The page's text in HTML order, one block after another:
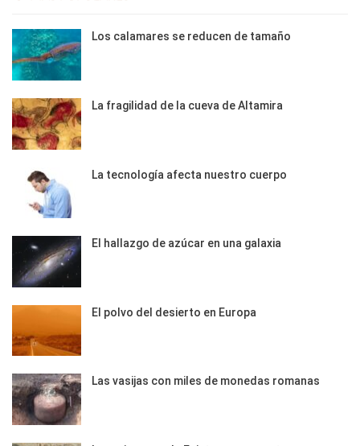
Los calamares se reducen de tamaño
La fragilidad de la cueva de Altamira
La tecnología afecta nuestro cuerpo
El hallazgo de azúcar en una galaxia
El polvo del desierto en Europa
Las vasijas con miles de monedas romanas